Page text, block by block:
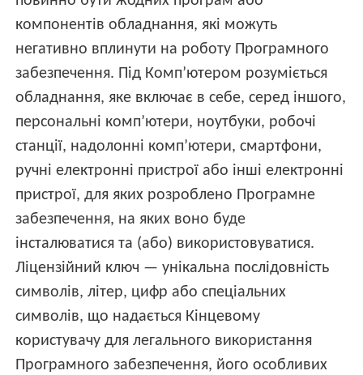
компонентів обладнання, які можуть
негативно вплинути на роботу Програмного
забезпечення. Під Комп’ютером розуміється
обладнання, яке включає в себе, серед іншого,
персональні комп’ютери, ноутбуки, робочі
станції, надолонні комп’ютери, смартфони,
ручні електронні пристрої або інші електронні
пристрої, для яких розроблено Програмне
забезпечення, на яких воно буде
інсталюватися та (або) використовуватися.
Ліцензійний ключ — унікальна послідовність
символів, літер, цифр або спеціальних
символів, що надається Кінцевому
користувачу для легального використання
Програмного забезпечення, його особливих